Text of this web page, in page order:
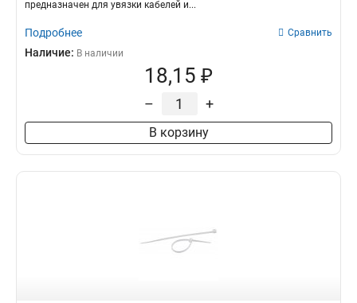
предназначен для увязки кабелей и...
Подробнее Сравнить
Наличие: В наличии
18,15 ₽
– +
В корзину